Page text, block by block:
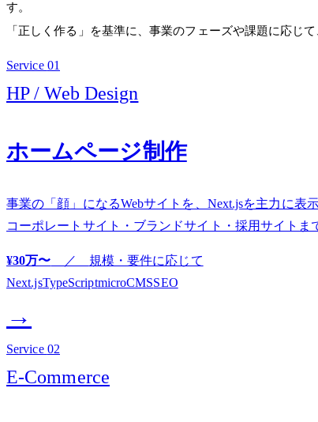
す。
「正しく作る」を基準に、事業のフェーズや課題に応じ
Service 01
HP / Web Design
ホームページ制作
事業の「顔」になるWebサイトを、Next.jsを主力に表
コーポレートサイト・ブランドサイト・採用サイトま
¥30万〜 ／ 規模・要件に応じて
Next.jsTypeScriptmicroCMSSEO
→
Service 02
E-Commerce